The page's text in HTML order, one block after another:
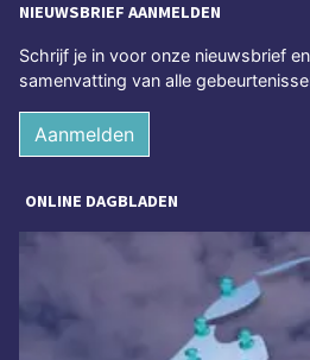
NIEUWSBRIEF AANMELDEN
Schrijf je in voor onze nieuwsbrief
samenvatting van alle
Aanmelden
ONLINE DAGBLADEN